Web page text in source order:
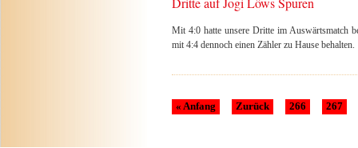
Mit 4:0 hatte unsere Dritte im Auswärtsmatch
mit 4:4 dennoch einen Zähler zu Hause behalten.
« Anfang Zurück 266 267